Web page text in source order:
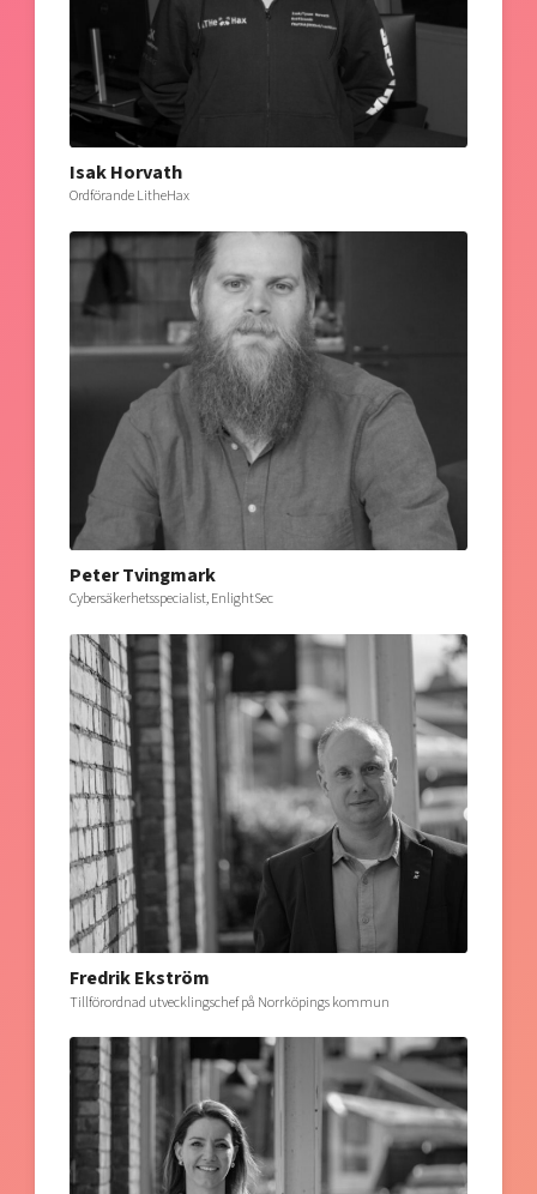
Isak Horvath
Ordförande LitheHax
Peter Tvingmark
Cybersäkerhetsspecialist, EnlightSec
Fredrik Ekström
Tillförordnad utvecklingschef på Norrköpings kommun